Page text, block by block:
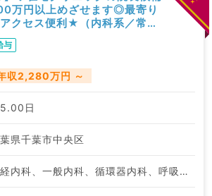
万円以上めざせます◎最寄り
クセス便利★（内科系／常
与
収2,280万円 ～
日
県千葉市中央区
神経内科、一般内科、循環器内科、呼吸器内科、消化器内科、内分泌・代謝内科、腎臓内科、老年内科、血液内科、膠原病科